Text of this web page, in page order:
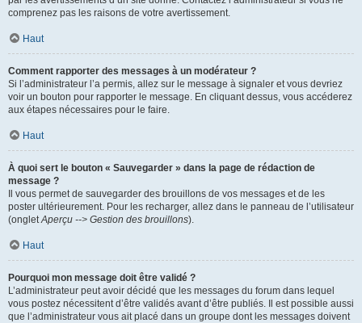
comprenez pas les raisons de votre avertissement.
Haut
Comment rapporter des messages à un modérateur ?
Si l’administrateur l’a permis, allez sur le message à signaler et vous devriez
voir un bouton pour rapporter le message. En cliquant dessus, vous accéderez
aux étapes nécessaires pour le faire.
Haut
À quoi sert le bouton « Sauvegarder » dans la page de rédaction de
message ?
Il vous permet de sauvegarder des brouillons de vos messages et de les
poster ultérieurement. Pour les recharger, allez dans le panneau de l’utilisateur
(ongletAperçu --> Gestion des brouillons).
Haut
Pourquoi mon message doit être validé ?
L’administrateur peut avoir décidé que les messages du forum dans lequel
vous postez nécessitent d’être validés avant d’être publiés. Il est possible aussi
que l’administrateur vous ait placé dans un groupe dont les messages doivent